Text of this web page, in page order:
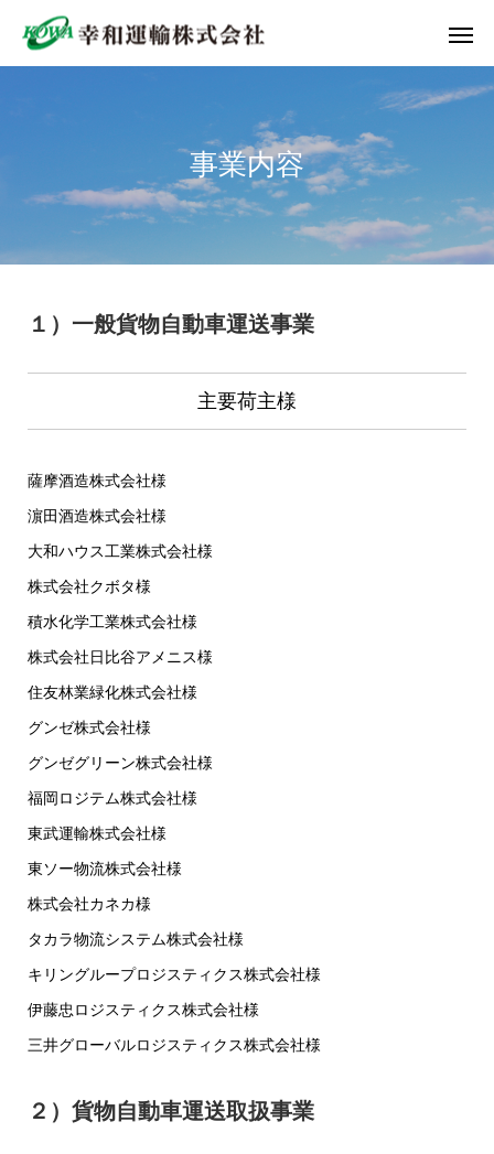
事業内容
１）一般貨物自動車運送事業
主要荷主様
薩摩酒造株式会社様
濵田酒造株式会社様
大和ハウス工業株式会社様
株式会社クボタ様
積水化学工業株式会社様
株式会社日比谷アメニス様
住友林業緑化株式会社様
グンゼ株式会社様
グンゼグリーン株式会社様
福岡ロジテム株式会社様
東武運輸株式会社様
東ソー物流株式会社様
株式会社カネカ様
タカラ物流システム株式会社様
キリングループロジスティクス株式会社様
伊藤忠ロジスティクス株式会社様
三井グローバルロジスティクス株式会社様
２）貨物自動車運送取扱事業